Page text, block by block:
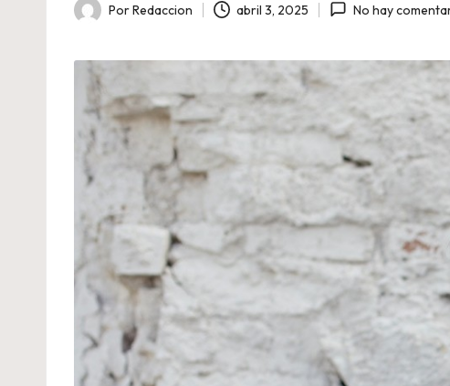
Publicado
PorRedaccion abril 3, 2025 No hay